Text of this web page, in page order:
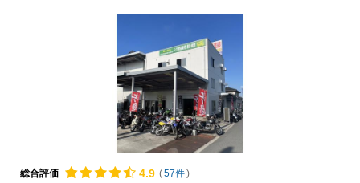
総合評価 4.9 (57件)